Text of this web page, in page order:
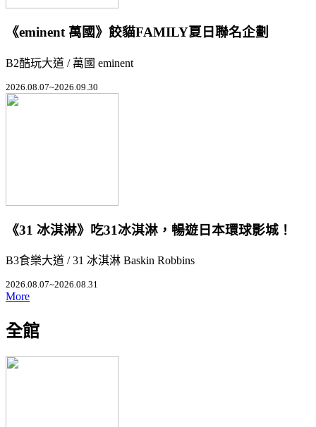
《eminent 萬國》餃貓FAMILY夏日聯名企劃
B2酷玩大道 / 萬國 eminent
2026.08.07~2026.09.30
《31 冰淇淋》吃31冰淇淋，暢遊日本環球影城！
B3食樂大道 / 31 冰淇淋 Baskin Robbins
2026.08.07~2026.08.31
More
全館